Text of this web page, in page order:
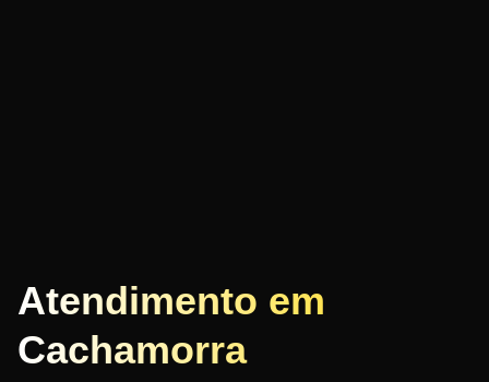
Atendimento em
Cachamorra